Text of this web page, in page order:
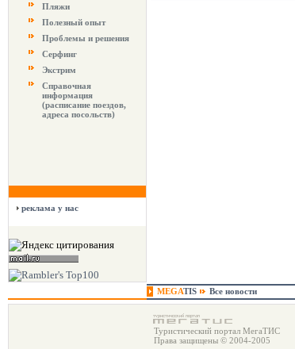
Пляжи
Полезный опыт
Проблемы и решения
Серфинг
Экстрим
Справочная
информация
(расписание поездов,
адреса посольств)
реклама у нас
MEGATIS Все новости
Туристический портал МегаТИС
Права защищены © 2004-2005